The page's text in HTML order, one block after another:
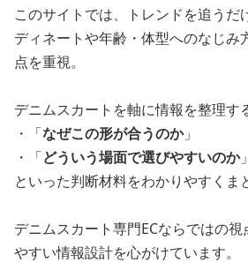
このサイトでは、トレンドを追うだ
ディネートや年齢・体型へのなじみ
点を重視。
デニムスカートを軸に情報を整理す
・「なぜこの形が合うのか」
・「どういう場面で選びやすいのか」
といった判断材料をわかりやすくま
デニムスカート専門ECならではの
やすい情報設計を心がけています。